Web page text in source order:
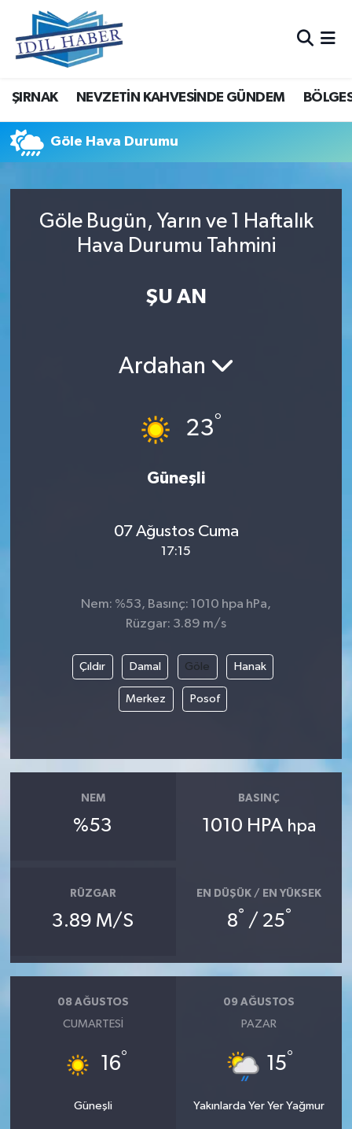
ŞIRNAK NEVZETİN KAHVESİNDE GÜNDEM
Göle Hava Durumu
Göle Bugün, Yarın ve 1 Haftalık
Hava Durumu Tahmini
ŞU AN
Ardahan
23°
Güneşli
07 Ağustos Cuma
17:15
Nem: %53, Basınç: 1010 hpa hPa,
Rüzgar: 3.89 m/s
Çıldır Damal Göle Hanak
Merkez Posof
NEM
%53
BASINÇ
1010 HPA hpa
RÜZGAR
3.89 M/S
EN DÜŞÜK / EN YÜKSEK
8° / 25°
08 AĞUSTOS
CUMARTESI
16°
Güneşli
09 AĞUSTOS
PAZAR
15°
Yakınlarda Yer Yer Yağmur
Nöbetçi Eczaneler
Hava Durumu
Trafik Durumu
Tüm Manşetler